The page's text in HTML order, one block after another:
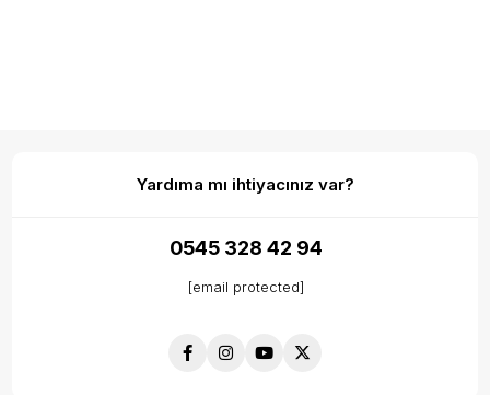
Yardıma mı ihtiyacınız var?
0545 328 42 94
[email protected]